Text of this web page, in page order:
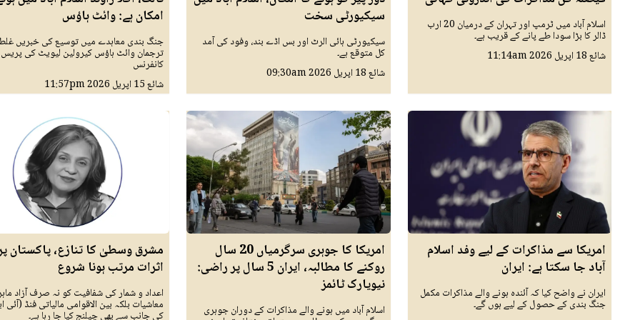
اسلام آباد میں ٹرمپ اور تہران کے درمیان 20 ارب
ڈالر کا بڑا سودا طے پانے کے قریب ہے۔
شائع18 اپريل 2026 11:14am
سیکیورٹی سخت
سیکیورٹی ہائی الرٹ اور بس اڈے بند، وفود کی آمد
کل متوقع ہے۔
شائع18 اپريل 2026 09:30am
امکان ہے: وائٹ ہاؤس
جنگ بندی معاہدے میں توسیع کی خبریں
ترجمان وائٹ ہاؤس کیرولین لیویٹ کی پریس
کانفرنس
شائع15 اپريل 2026 11:57pm
امریکا سے مذاکرات کے لیے وفد اسلام
آباد جا سکتا ہے: ایران
ایران نے واضح کیا کہ آئندہ ہونے والے مذاکرات مکمل
جنگ بندی کے حصول کے لیے ہوں گے۔
امریکا کا جوہری سرگرمیاں 20 سال
روکنے کا مطالبہ، ایران 5 سال پر راضی:
نیویارک ٹائمز
اسلام آباد میں ہونے والے مذاکرات کے دوران جوہری
مشرق وسطیٰ کا تنازع، پاکستان
اثرات مرتب ہونا شروع
اعداد و شمار کی شفافیت کو نہ صرف آزاد
معاشیات بلکہ بین الاقوامی مالیاتی فنڈ (آئی
کی جانب سے بھی چیلنج کیا جا رہا ہے۔